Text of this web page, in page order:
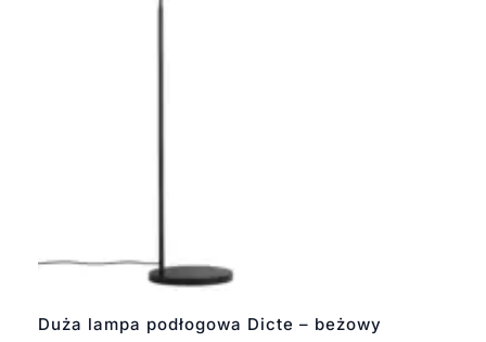
Duża lampa podłogowa Dicte – beżowy